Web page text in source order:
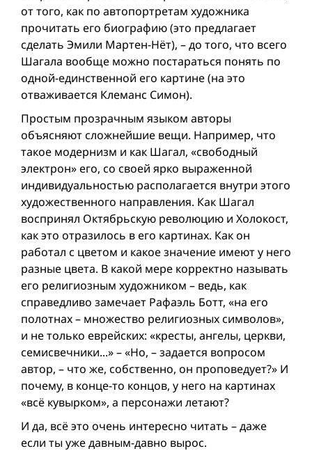
от того, как по автопортретам художника
прочитать его биографию (это предлагает
сделать Эмили Мартен-Нёт), – до того, что всего
Шагала вообще можно постараться понять по
одной-единственной его картине (на это
отваживается Клеманс Симон).
Простым прозрачным языком авторы
объясняют сложнейшие вещи. Например, что
такое модернизм и как Шагал, «свободный
электрон» его, со своей ярко выраженной
индивидуальностью располагается внутри этого
художественного направления. Как Шагал
воспринял Октябрьскую революцию и Холокост,
как это отразилось в его картинах. Как он
работал с цветом и какое значение имеют у него
разные цвета. В какой мере корректно называть
его религиозным художником – ведь, как
справедливо замечает Рафаэль Ботт, «на его
полотнах – множество религиозных символов»,
и не только еврейских: «кресты, ангелы, церкви,
семисвечники...» – «Но, – задается вопросом
автор, – что же, собственно, он проповедует?» И
почему, в конце-то концов, у него на картинах
«всё кувырком», а персонажи летают?
И да, всё это очень интересно читать – даже
если ты уже давным-давно вырос.